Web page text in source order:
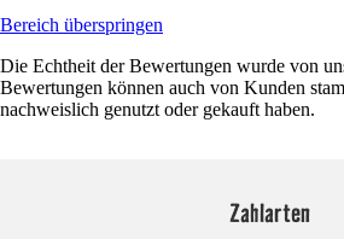
Bereich überspringen
Die Echtheit der Bewertungen wurde von
Bewertungen können auch von Kunden
nachweislich genutzt oder gekauft haben.
Zahlarten